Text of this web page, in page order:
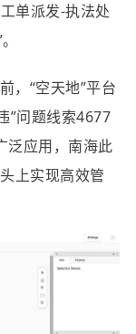
单派发-执法处
，“空天地”平台
”问题线索4677
泛应用，南海此
上实现高效管